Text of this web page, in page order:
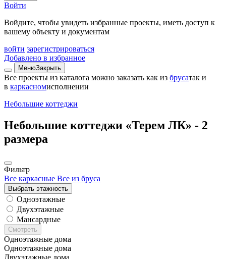
Войти
Войдите, чтобы увидеть избранные проекты, иметь доступ к
вашему объекту и документам
войти зарегистрироваться
Добавлено в избранное
МенюЗакрыть
Все проекты из каталога можно заказать как из брусатак и
в каркасномисполнении
Небольшие коттеджи
Небольшие коттеджи «Терем ЛК» - 2
размера
Фильтр
Все каркасные Все из бруса
Выбрать этажность
Одноэтажные
Двухэтажные
Мансардные
Смотреть
Одноэтажные дома
Одноэтажные дома
Двухэтажные дома